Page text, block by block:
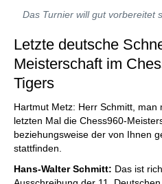
Das Turnier will gut vorbereitet
Letzte deutsche
Meisterschaft im
Tigers
Hartmut Metz: Herr Schmitt, man
letzten Mal die Chess960-
beziehungsweise der von Ihnen
stattfinden.
Hans-Walter Schmitt: Das ist